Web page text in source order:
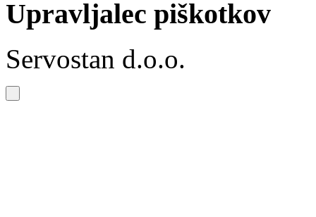
Upravljalec piškotkov
Servostan d.o.o.